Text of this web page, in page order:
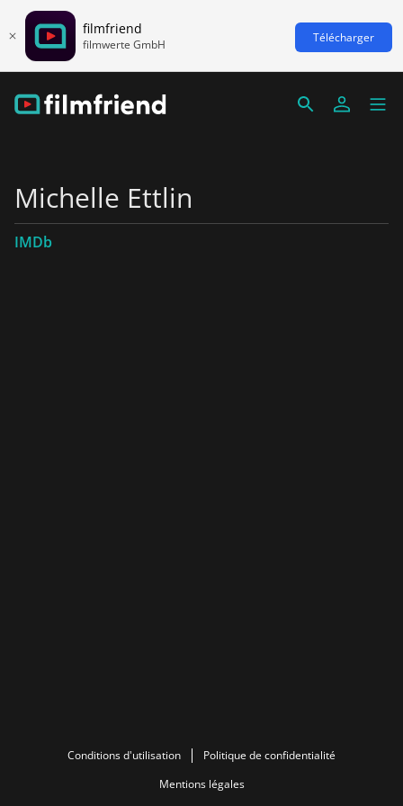
filmfriend
filmwerte GmbH Télécharger
Michelle Ettlin
IMDb
Conditions d'utilisation
Politique de confidentialité
Mentions légales